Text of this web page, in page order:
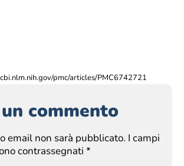
pmc/articles/PMC6742721
commento
email non sarà pubblicato. I campi
contrassegnati *